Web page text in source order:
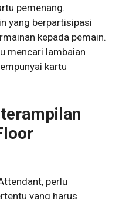
pemenang.
yang berpartisipasi
kepada pemain.
mencari lambaian
kartu
perlu
yang harus